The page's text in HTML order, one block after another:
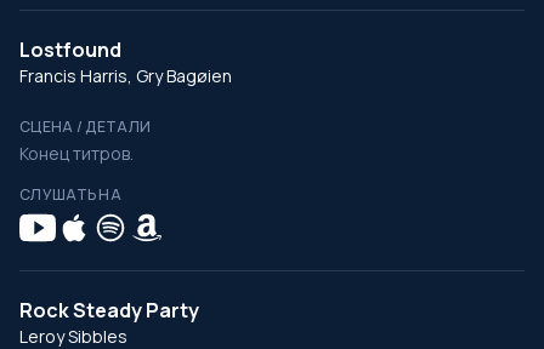
Lostfound
Francis Harris, Gry Bagøien
СЦЕНА / ДЕТАЛИ
Конец титров.
СЛУШАТЬ НА
Rock Steady Party
Leroy Sibbles